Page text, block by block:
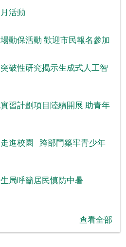
活動
動保活動 歡迎市民報名參加
破性研究揭示生成式人工智
習計劃項目陸續開展 助青年
進校園 跨部門築牢青少年
局呼籲居民慎防中暑
查看全部